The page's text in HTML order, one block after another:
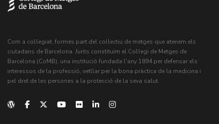
Com a col·legiat, formes part del col·lectiu de metges que atenem els
ciutadans de Barcelona. Junts constituïm el Col·legi de Metges de
Barcelona (CoMB), una institució fundada l'any 1894 per defensar els
interessos de la professió, vetllar per la bona pràctica de la medicina i
pel dret de les persones a la protecció de la seva salut.